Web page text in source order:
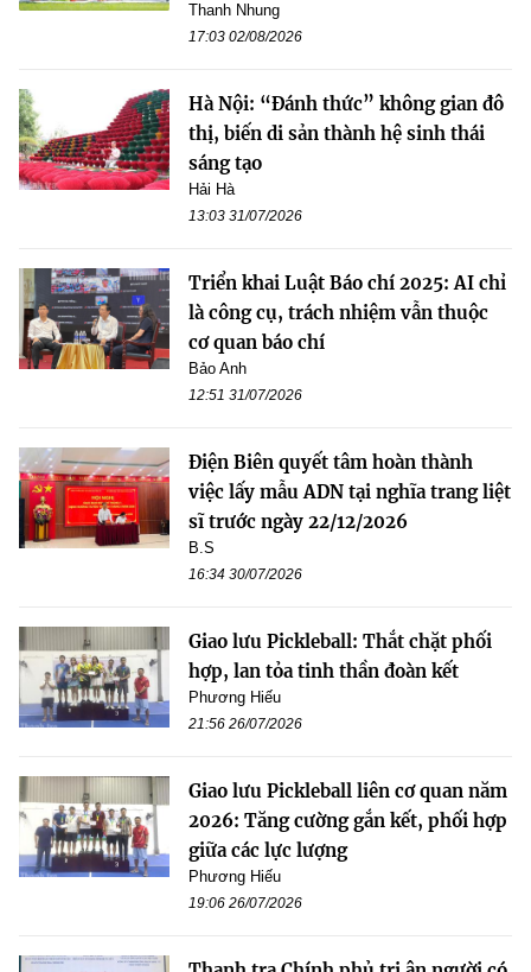
Thanh Nhung
17:03 02/08/2026
Hà Nội: “Đánh thức” không gian đô
thị, biến di sản thành hệ sinh thái
sáng tạo
Hải Hà
13:03 31/07/2026
Triển khai Luật Báo chí 2025: AI chỉ
là công cụ, trách nhiệm vẫn thuộc
cơ quan báo chí
Bảo Anh
12:51 31/07/2026
Điện Biên quyết tâm hoàn thành
việc lấy mẫu ADN tại nghĩa trang liệt
sĩ trước ngày 22/12/2026
B.S
16:34 30/07/2026
Giao lưu Pickleball: Thắt chặt phối
hợp, lan tỏa tinh thần đoàn kết
Phương Hiếu
21:56 26/07/2026
Giao lưu Pickleball liên cơ quan năm
2026: Tăng cường gắn kết, phối hợp
giữa các lực lượng
Phương Hiếu
19:06 26/07/2026